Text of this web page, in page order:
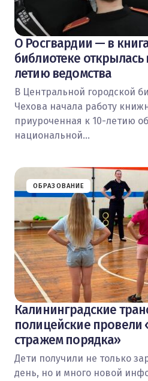
О Росгвардии — в
библиотеке открылась
летию ведомства
В Центральной городской
Чехова начала работу
приуроченная к 10-летию
национальной…
ОБРАЗОВАНИЕ
Калининградские
полицейские провели
стражем порядка»
Дети получили не только
день, но и много новой